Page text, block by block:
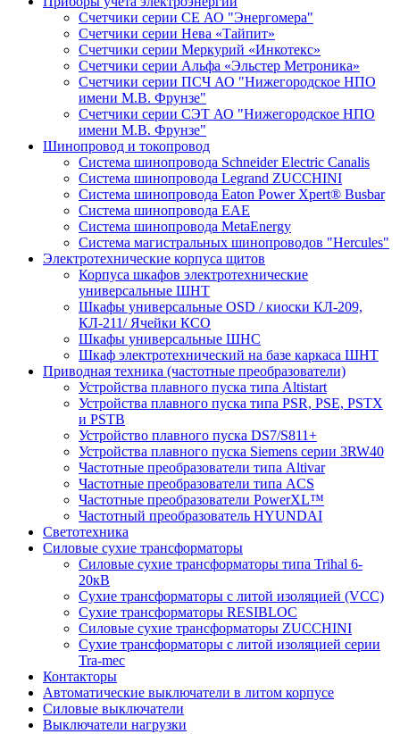
Счетчики серии СЕ АО "Энергомера"
Счетчики серии Нева «Тайпит»
Счетчики серии Меркурий «Инкотекс»
Счетчики серии Альфа «Эльстер Метроника»
Счетчики серии ПСЧ АО "Нижегородское НПО
имени М.В. Фрунзе"
Счетчики серии СЭТ АО "Нижегородское НПО
имени М.В. Фрунзе"
Шинопровод и токопровод
Система шинопровода Schneider Electric Canalis
Система шинопровода Legrand ZUCCHINI
Система шинопровода Eaton Power Xpert® Busbar
Система шинопровода EAE
Система шинопровода MetaEnergy
Система магистральных шинопроводов "Hercules"
Электротехнические корпуса щитов
Корпуса шкафов электротехнические
универсальные ШНТ
Шкафы универсальные OSD / киоски КЛ-209,
КЛ-211/ Ячейки КСО
Шкафы универсальные ШНС
Шкаф электротехнический на базе каркаса ШНТ
Приводная техника (частотные преобразователи)
Устройства плавного пуска типа Altistart
Устройства плавного пуска типа PSR, PSE, PSTX
и PSTB
Устройство плавного пуска DS7/S811+
Устройства плавного пуска Siemens серии 3RW40
Частотные преобразователи типа Altivar
Частотные преобразователи типа ACS
Частотные преобразователи PowerXL™
Частотный преобразователь HYUNDAI
Светотехника
Силовые сухие трансформаторы
Силовые сухие трансформаторы типа Trihal 6-
20кВ
Сухие трансформаторы с литой изоляцией (VCC)
Сухие трансформаторы RESIBLOC
Силовые сухие трансформаторы ZUCCHINI
Сухие трансформаторы с литой изоляцией серии
Tra-mec
Контакторы
Автоматические выключатели в литом корпусе
Силовые выключатели
Выключатели нагрузки